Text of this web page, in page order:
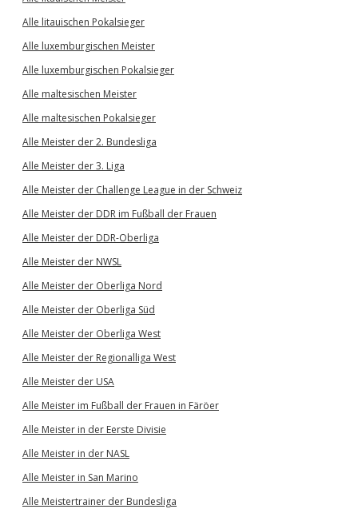
Alle litauischen Pokalsieger
Alle luxemburgischen Meister
Alle luxemburgischen Pokalsieger
Alle maltesischen Meister
Alle maltesischen Pokalsieger
Alle Meister der 2. Bundesliga
Alle Meister der 3. Liga
Alle Meister der Challenge League in der Schweiz
Alle Meister der DDR im Fußball der Frauen
Alle Meister der DDR-Oberliga
Alle Meister der NWSL
Alle Meister der Oberliga Nord
Alle Meister der Oberliga Süd
Alle Meister der Oberliga West
Alle Meister der Regionalliga West
Alle Meister der USA
Alle Meister im Fußball der Frauen in Färöer
Alle Meister in der Eerste Divisie
Alle Meister in der NASL
Alle Meister in San Marino
Alle Meistertrainer der Bundesliga